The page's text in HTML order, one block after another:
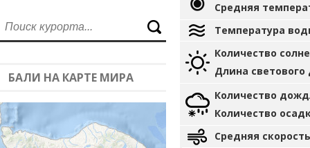
БАЛИ НА КАРТЕ МИРА
Средняя
Температура
Количество
Длина светового
Количество
Количество
Средняя